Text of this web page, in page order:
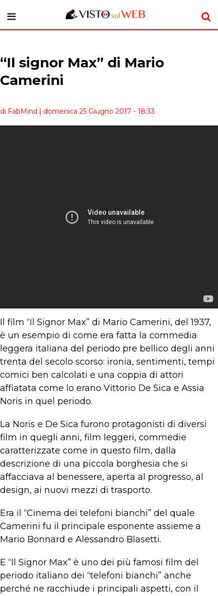
“Il signor Max” di Mario
Camerini
di FabMind | domenica 25 Giugno 2017 - 18:33
Il film “Il Signor Max” di Mario Camerini, del 1937,
è un esempio di come era fatta la commedia
leggera italiana del periodo pre bellico degli anni
trenta del secolo scorso: ironia, sentimenti, tempi
comici ben calcolati e una coppia di attori
affiatata come lo erano Vittorio De Sica e Assia
Noris in quel periodo.
La Noris e De Sica furono protagonisti di diversi
film in quegli anni, film leggeri, commedie
caratterizzate come in questo film, dalla
descrizione di una piccola borghesia che si
affacciava al benessere, aperta al progresso, al
design, ai nuovi mezzi di trasporto.
Era il “Cinema dei telefoni bianchi” del quale
Camerini fu il principale esponente assieme a
Mario Bonnard e Alessandro Blasetti.
E “Il Signor Max” è uno dei più famosi film del
periodo italiano dei “telefoni bianchi” anche
perché ne racchiude i principali aspetti, con il